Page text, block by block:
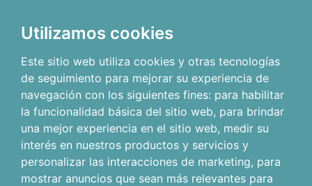
Utilizamos cookies
Este sitio web utiliza cookies y otras tecnologías
de seguimiento para mejorar su experiencia de
navegación con los siguientes fines: para habilitar
la funcionalidad básica del sitio web, para brindar
una mejor experiencia en el sitio web, medir su
interés en nuestros productos y servicios y
personalizar las interacciones de marketing, para
mostrar anuncios que sean más relevantes para